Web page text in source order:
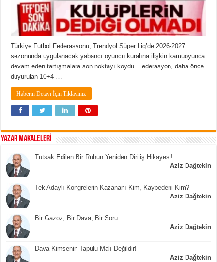
Türkiye Futbol Federasyonu, Trendyol Süper Lig’de 2026-2027
sezonunda uygulanacak yabancı oyuncu kuralına ilişkin kamuoyunda
devam eden tartışmalara son noktayı koydu. Federasyon, daha önce
duyurulan 10+4 …
Haberin Detayı İçin Tıklayınız
YAZAR MAKALELERİ
Tutsak Edilen Bir Ruhun Yeniden Diriliş Hikayesi!
Aziz Dağtekin
Tek Adaylı Kongrelerin Kazananı Kim, Kaybedeni Kim?
Aziz Dağtekin
Bir Gazoz, Bir Dava, Bir Soru…
Aziz Dağtekin
Dava Kimsenin Tapulu Malı Değildir!
Aziz Dağtekin